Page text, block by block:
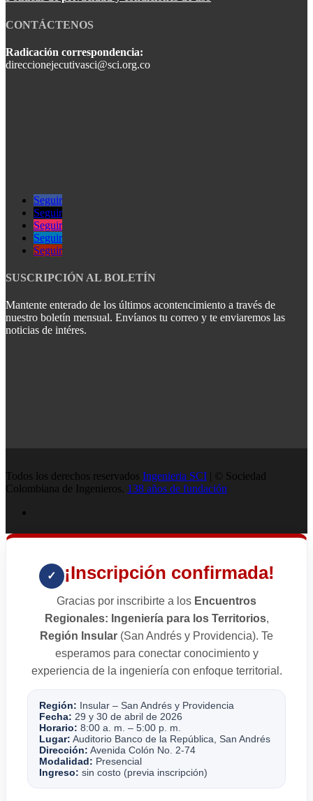
CONTÁCTENOS
Radicación correspondencia:
direccionejecutivasci@sci.org.co
Seguir
Seguir
Seguir
Seguir
Seguir
SUSCRIPCIÓN AL BOLETÍN
Mantente enterado de los últimos acontencimiento a través de
nuestro boletín mensual. Envíanos tu correo y te enviaremos las
noticias de intéres.
Todos los derechos reservados Ingenieria SCI | © Sociedad
Colombiana de Ingenieros. 138 años de fundación
✓ ¡Inscripción confirmada!
Gracias por inscribirte a los Encuentros
Regionales: Ingeniería para los Territorios,
Región Insular (San Andrés y Providencia). Te
esperamos para conectar conocimiento y
experiencia de la ingeniería con enfoque territorial.
Región: Insular – San Andrés y Providencia
Fecha: 29 y 30 de abril de 2026
Horario: 8:00 a. m. – 5:00 p. m.
Lugar: Auditorio Banco de la República, San Andrés
Dirección: Avenida Colón No. 2-74
Modalidad: Presencial
Ingreso: sin costo (previa inscripción)